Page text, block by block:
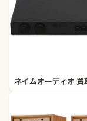
ネイムオーディオ 買